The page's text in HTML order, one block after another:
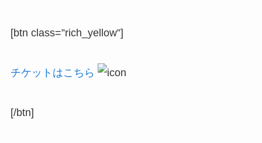
[btn class=”rich_yellow”]
チケットはこちら
[/btn]